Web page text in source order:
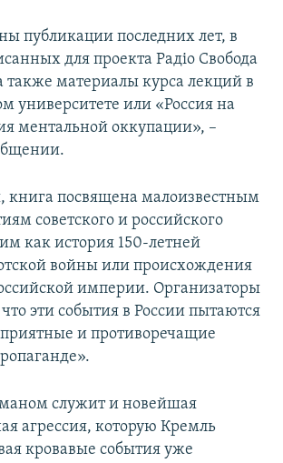
публикации последних лет, в
для проекта Радіо Свобода
также материалы курса лекций в
университете или «Россия на
ментальной оккупации», –
книга посвящена малоизвестным
советского и российского
как история 150-летней
войны или происхождения
империи. Организаторы
эти события в России пытаются
и противоречащие
служит и новейшая
агрессия, которую Кремль
кровавые события уже